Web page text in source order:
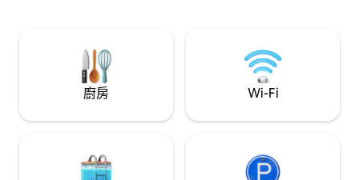
15分鐘即可抵達SM Mall/Ayala Cebu
Mall，步行35分鐘至50分鐘即可抵達
Mactan機場。
梯可使用，並設有
間。
廚房 Wi-Fi